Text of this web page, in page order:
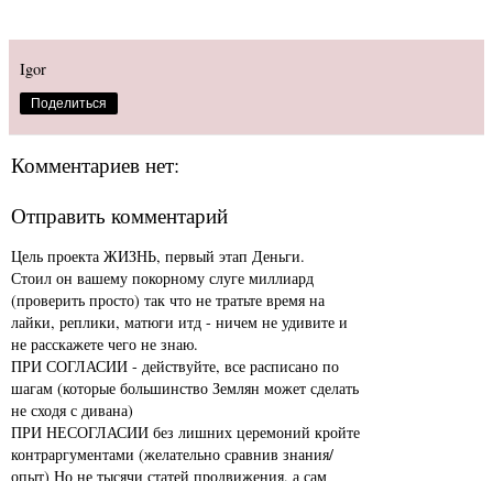
Igor
Поделиться
Комментариев нет:
Отправить комментарий
Цель проекта ЖИЗНЬ, первый этап Деньги.
Стоил он вашему покорному слуге миллиард
(проверить просто) так что не тратьте время на
лайки, реплики, матюги итд - ничем не удивите и
не расскажете чего не знаю.
ПРИ СОГЛАСИИ - действуйте, все расписано по
шагам (которые большинство Землян может сделать
не сходя с дивана)
ПРИ НЕСОГЛАСИИ без лишних церемоний кройте
контраргументами (желательно сравнив знания/
опыт) Но не тысячи статей продвижения, а сам